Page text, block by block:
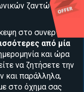
ζαντώνWork
στο συνεργείο
από μία
και ώρα
να ζητήσετε την
και παράλληλα,
στο όχημα σας